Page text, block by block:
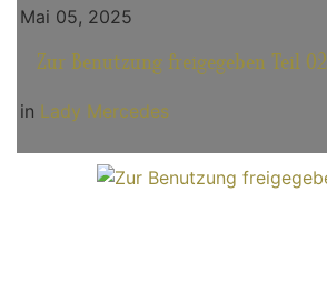
Mai 05, 2025
Zur Benutzung freigegeben Teil 02
in Lady Mercedes